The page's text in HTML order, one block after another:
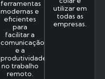
ferramentas
modernas e
eficientes
para
facilitar a
comunicação
e a
produtividade
no trabalho
remoto.
utilizar em
todas as
empresas.